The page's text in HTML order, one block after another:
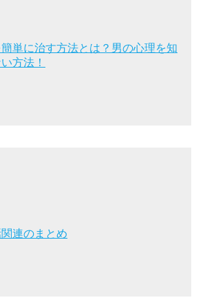
単に治す方法とは？男の心理を知
方法！
連のまとめ